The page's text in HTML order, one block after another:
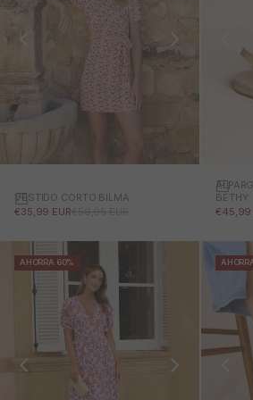
VESTIDO CORTO BILMA
PRECIO DE OFERTA
€35,99 EURPRECIO NORMAL
€59,95 EUR
BETHY
€45,99
AHORRA 60%